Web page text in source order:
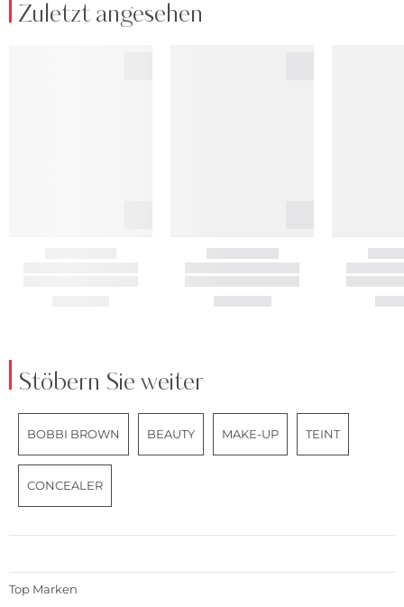
Zuletzt angesehen
Stöbern Sie weiter
BOBBI BROWN BEAUTY MAKE-UP TEINT
CONCEALER
Top Marken